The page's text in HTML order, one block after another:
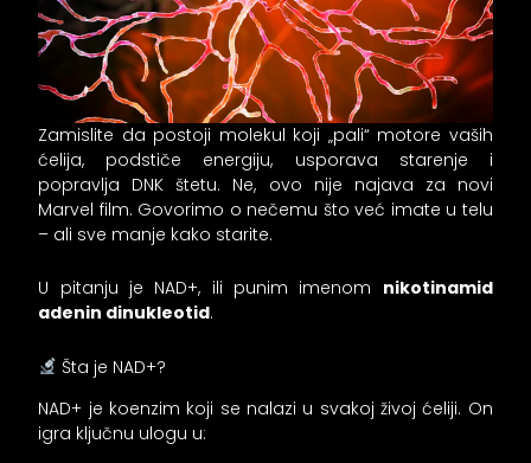
Zamislite da postoji molekul koji „pali“ motore vaših
ćelija, podstiče energiju, usporava starenje i
popravlja DNK štetu. Ne, ovo nije najava za novi
Marvel film. Govorimo o nečemu što već imate u telu
– ali sve manje kako starite.
U pitanju je NAD+, ili punim imenom nikotinamid
adenin dinukleotid.
Šta je NAD+?
NAD+ je koenzim koji se nalazi u svakoj živoj ćeliji. On
igra ključnu ulogu u: